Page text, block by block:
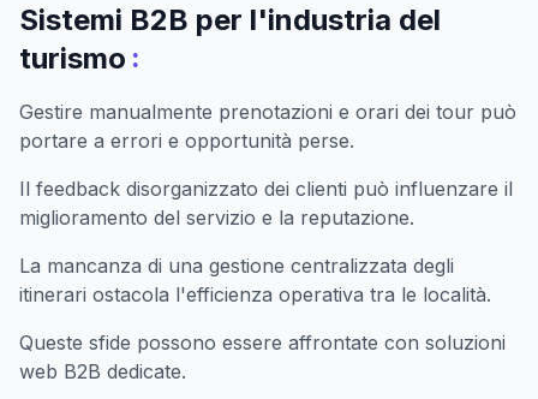
Sistemi B2B per l'industria del
turismo :
Gestire manualmente prenotazioni e orari dei tour può
portare a errori e opportunità perse.
Il feedback disorganizzato dei clienti può influenzare il
miglioramento del servizio e la reputazione.
La mancanza di una gestione centralizzata degli
itinerari ostacola l'efficienza operativa tra le località.
Queste sfide possono essere affrontate con soluzioni
web B2B dedicate.